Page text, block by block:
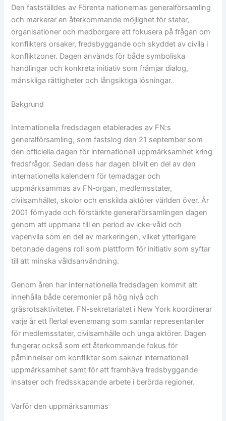
Den fastställdes av Förenta nationernas generalförsamling
och markerar en återkommande möjlighet för stater,
organisationer och medborgare att fokusera på frågan om
konflikters orsaker, fredsbyggande och skyddet av civila i
konfliktzoner. Dagen används för både symboliska
handlingar och konkreta initiativ som främjar dialog,
mänskliga rättigheter och långsiktiga lösningar.
Bakgrund
Internationella fredsdagen etablerades av FN:s
generalförsamling, som fastslog den 21 september som
den officiella dagen för internationell uppmärksamhet kring
fredsfrågor. Sedan dess har dagen blivit en del av den
internationella kalendern för temadagar och
uppmärksammas av FN‑organ, medlemsstater,
civilsamhället, skolor och enskilda aktörer världen över. År
2001 förnyade och förstärkte generalförsamlingen dagen
genom att uppmana till en period av icke‑våld och
vapenvila som en del av markeringen, vilket ytterligare
betonade dagens roll som plattform för initiativ som syftar
till att minska våldsanvändning.
Genom åren har Internationella fredsdagen kommit att
innehålla både ceremonier på hög nivå och
gräsrotsaktiviteter. FN‑sekretariatet i New York koordinerar
varje år ett flertal evenemang som samlar representanter
för medlemsstater, civilsamhälle och unga aktörer. Dagen
fungerar också som ett återkommande fokus för
påminnelser om konflikter som saknar internationell
uppmärksamhet samt för att framhäva fredsbyggande
insatser och fredsskapande arbete i berörda regioner.
Varför den uppmärksammas